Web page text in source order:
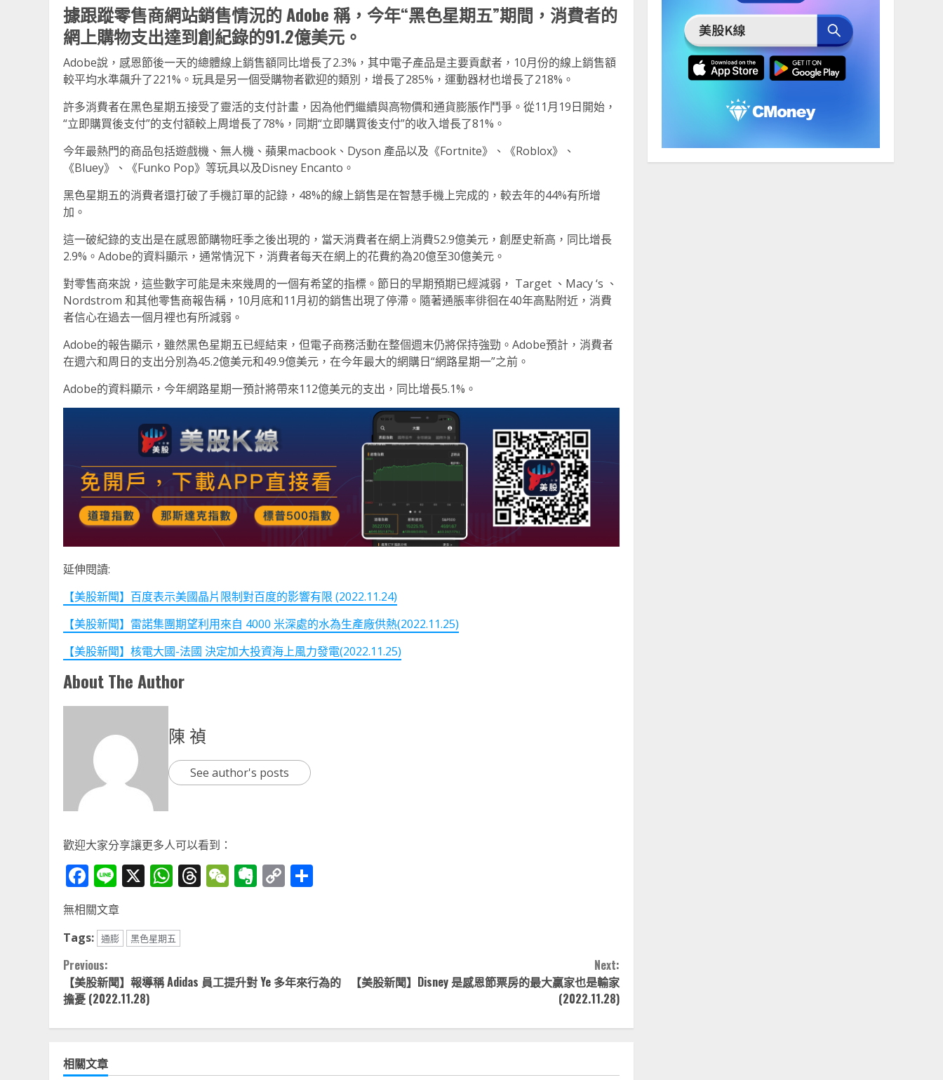
據跟蹤零售商網站銷售情況的 Adobe 稱，今年“黑色星期五”期間，消費者的
網上購物支出達到創紀錄的91.2億美元。
Adobe說，感恩節後一天的總體線上銷售額同比增長了2.3%，其中電子產品是主要貢獻者，10月份的線上銷售額
較平均水準飆升了221%。玩具是另一個受購物者歡迎的類別，增長了285%，運動器材也增長了218%。
許多消費者在黑色星期五接受了靈活的支付計畫，因為他們繼續與高物價和通貨膨脹作鬥爭。從11月19日開始，
“立即購買後支付”的支付額較上周增長了78%，同期“立即購買後支付”的收入增長了81%。
今年最熱門的商品包括遊戲機、無人機、蘋果macbook、Dyson 產品以及《Fortnite》、《Roblox》、
《Bluey》、《Funko Pop》等玩具以及Disney Encanto。
黑色星期五的消費者還打破了手機訂單的記錄，48%的線上銷售是在智慧手機上完成的，較去年的44%有所增
加。
這一破紀錄的支出是在感恩節購物旺季之後出現的，當天消費者在網上消費52.9億美元，創歷史新高，同比增長
2.9%。Adobe的資料顯示，通常情況下，消費者每天在網上的花費約為20億至30億美元。
對零售商來說，這些數字可能是未來幾周的一個有希望的指標。節日的早期預期已經減弱， Target 、Macy ‘s 、
Nordstrom 和其他零售商報告稱，10月底和11月初的銷售出現了停滯。隨著通脹率徘徊在40年高點附近，消費
者信心在過去一個月裡也有所減弱。
Adobe的報告顯示，雖然黑色星期五已經結束，但電子商務活動在整個週末仍將保持強勁。Adobe預計，消費者
在週六和周日的支出分別為45.2億美元和49.9億美元，在今年最大的網購日“網路星期一”之前。
Adobe的資料顯示，今年網路星期一預計將帶來112億美元的支出，同比增長5.1%。
延伸閱讀:
【美股新聞】百度表示美國晶片限制對百度的影響有限 (2022.11.24)
【美股新聞】雷諾集團期望利用來自 4000 米深處的水為生產廠供熱(2022.11.25)
【美股新聞】核電大國-法國 決定加大投資海上風力發電(2022.11.25)
About The Author
陳 禎
See author's posts
歡迎大家分享讓更多人可以看到：
Facebook
Line
X WhatsApp
Threads
WeChat
Evernote
Copy
無相關文章
Tags: 通膨 黑色星期五
Continue
Reading
Previous:
【美股新聞】報導稱 Adidas 員工提升對 Ye 多年來行為的
擔憂 (2022.11.28)
Next:
【美股新聞】Disney 是感恩節票房的最大贏家也是輸家
(2022.11.28)
相關文章